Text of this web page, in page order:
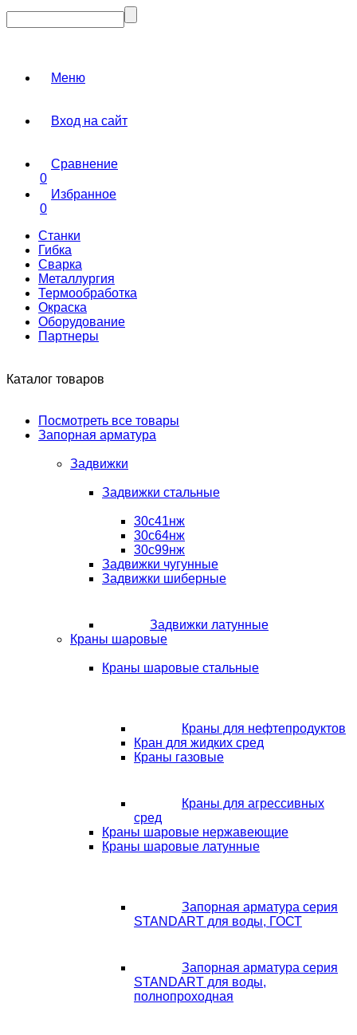
Меню
Вход на сайт
Сравнение
0
Избранное
0
Станки
Гибка
Сварка
Металлургия
Термообработка
Окраска
Оборудование
Партнеры
Каталог товаров
Посмотреть все товары
Запорная арматура
Задвижки
Задвижки стальные
30с41нж
30с64нж
30с99нж
Задвижки чугунные
Задвижки шиберные
Задвижки латунные
Краны шаровые
Краны шаровые стальные
Краны для нефтепродуктов
Кран для жидких сред
Краны газовые
Краны для агрессивных
сред
Краны шаровые нержавеющие
Краны шаровые латунные
Запорная арматура серия
STANDART для воды, ГОСТ
Запорная арматура серия
STANDART для воды,
полнопроходная